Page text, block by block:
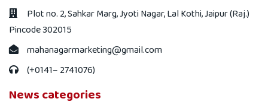
Plot no. 2, Sahkar Marg, Jyoti Nagar, Lal Kothi, Jaipur (Raj.)
Pincode 302015
mahanagarmarketing@gmail.com
(+0141– 2741076)
News categories